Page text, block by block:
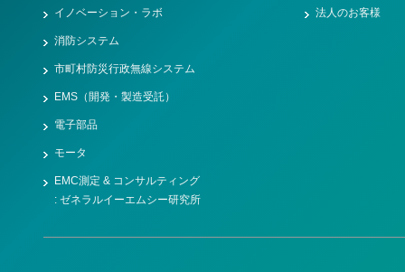
イノベーション・ラボ
消防システム
市町村防災行政無線システム
EMS（開発・製造受託）
電子部品
モータ
EMC測定 & コンサルティング
: ゼネラルイーエムシー研究所
法人のお客様